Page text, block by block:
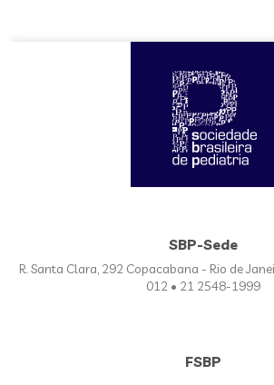
SBP-Sede
R. Santa Clara, 292 Copacabana - Rio de
012 • 21 2548-1999
FSBP